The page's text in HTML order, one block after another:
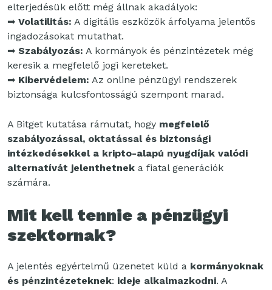
elterjedésük előtt még állnak akadályok:
➡ Volatilitás: A digitális eszközök árfolyama jelentős
ingadozásokat mutathat.
➡ Szabályozás: A kormányok és pénzintézetek még
keresik a megfelelő jogi kereteket.
➡ Kibervédelem: Az online pénzügyi rendszerek
biztonsága kulcsfontosságú szempont marad.
A Bitget kutatása rámutat, hogy megfelelő
szabályozással, oktatással és biztonsági
intézkedésekkel a kripto-alapú nyugdíjak valódi
alternatívát jelenthetnek a fiatal generációk
számára.
Mit kell tennie a pénzügyi
szektornak?
A jelentés egyértelmű üzenetet küld a kormányoknak
és pénzintézeteknek: ideje alkalmazkodni. A